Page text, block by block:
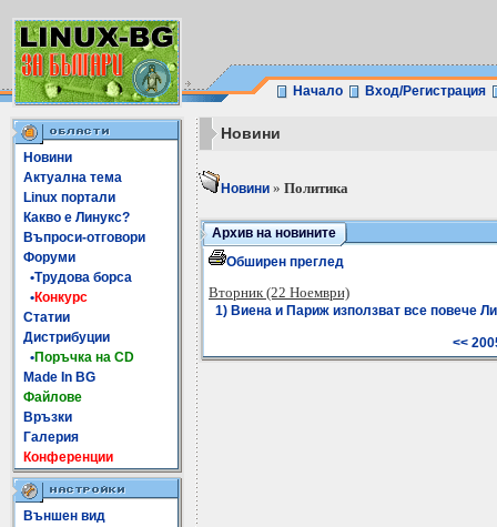
Начало Вход/Регистрация
Новини
Актуална тема
Linux портали
Какво е Линукс?
Въпроси-отговори
Форуми
•Трудова борса
•Конкурс
Статии
Дистрибуции
•Поръчка на CD
Made In BG
Файлове
Връзки
Галерия
Конференции
Външен вид
Новини
Новини » Политика
Архив на новините
Обширен преглед
Вторник (22 Ноември)
1) Виена и Париж използват все повече
<<